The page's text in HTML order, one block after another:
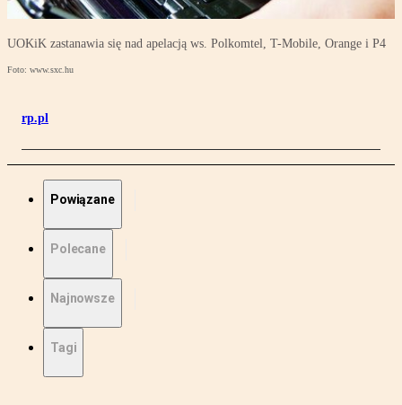
UOKiK zastanawia się nad apelacją ws. Polkomtel, T-Mobile, Orange i P4
Foto: www.sxc.hu
rp.pl
Powiązane
Polecane
Najnowsze
Tagi